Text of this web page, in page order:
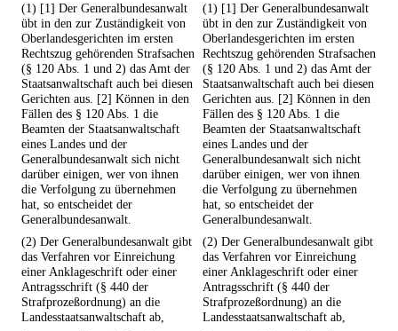
(1) [1] Der Generalbundesanwalt
übt in den zur Zuständigkeit von
Oberlandesgerichten im ersten
Rechtszug gehörenden Strafsachen
(§ 120 Abs. 1 und 2) das Amt der
Staatsanwaltschaft auch bei diesen
Gerichten aus. [2] Können in den
Fällen des § 120 Abs. 1 die
Beamten der Staatsanwaltschaft
eines Landes und der
Generalbundesanwalt sich nicht
darüber einigen, wer von ihnen
die Verfolgung zu übernehmen
hat, so entscheidet der
Generalbundesanwalt.
(1) [1] Der Generalbundesanwalt
übt in den zur Zuständigkeit von
Oberlandesgerichten im ersten
Rechtszug gehörenden Strafsachen
(§ 120 Abs. 1 und 2) das Amt der
Staatsanwaltschaft auch bei diesen
Gerichten aus. [2] Können in den
Fällen des § 120 Abs. 1 die
Beamten der Staatsanwaltschaft
eines Landes und der
Generalbundesanwalt sich nicht
darüber einigen, wer von ihnen
die Verfolgung zu übernehmen
hat, so entscheidet der
Generalbundesanwalt.
(2) Der Generalbundesanwalt gibt
das Verfahren vor Einreichung
einer Anklageschrift oder einer
Antragsschrift (§ 440 der
Strafprozeßordnung) an die
Landesstaatsanwaltschaft ab,
(2) Der Generalbundesanwalt gibt
das Verfahren vor Einreichung
einer Anklageschrift oder einer
Antragsschrift (§ 440 der
Strafprozeßordnung) an die
Landesstaatsanwaltschaft ab,